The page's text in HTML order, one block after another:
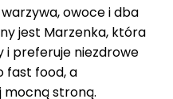
owoce i dba
jest Marzenka, która
i preferuje niezdrowe
fast food, a
mocną stroną.